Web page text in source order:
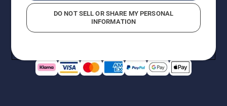
moms) om inte produkten är tillgänglig för direkt köp.
CookiepolicyAnvändningsvillkor Sekretessmeddelande
Rapportera misstänkta överträdelser
DO NOT SELL OR SHARE MY PERSONAL
INFORMATION